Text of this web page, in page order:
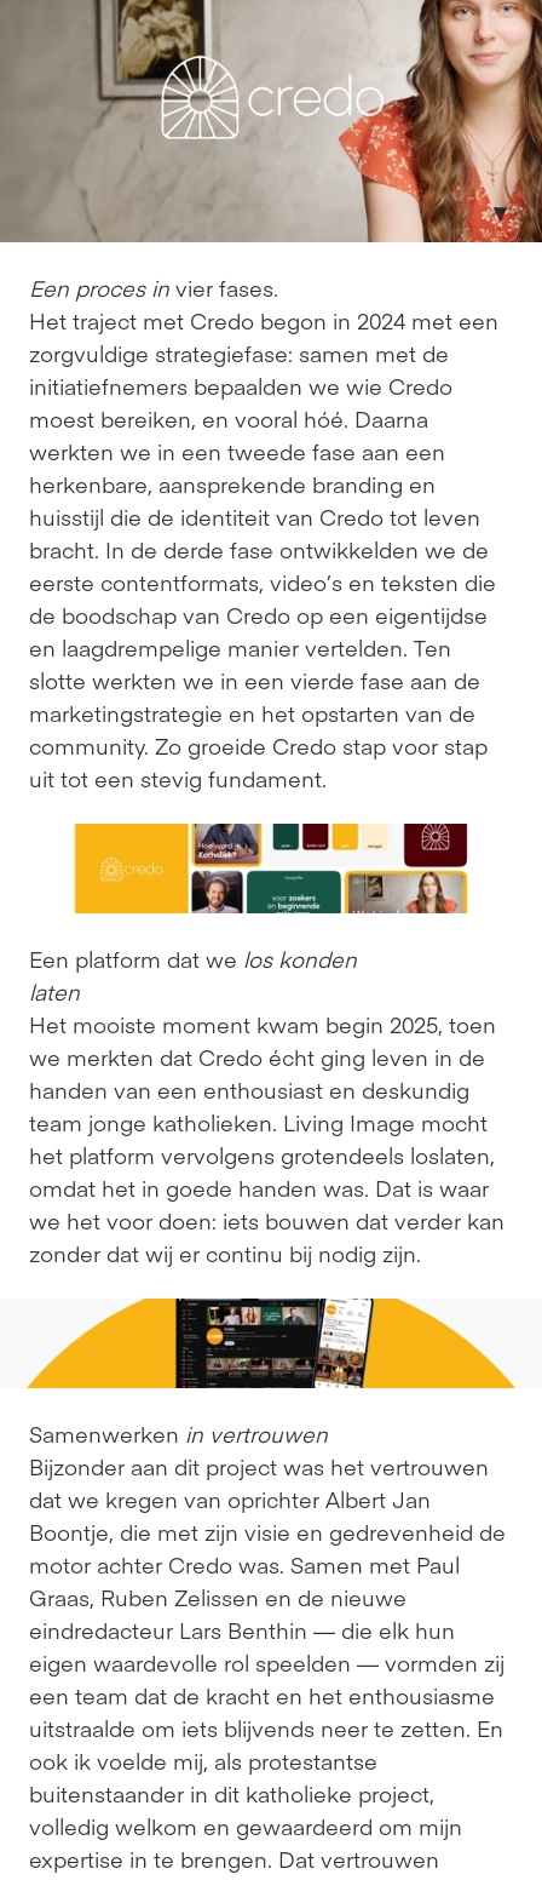
Een proces in vier fases.
Het traject met Credo begon in 2024 met een
zorgvuldige strategiefase: samen met de
initiatiefnemers bepaalden we wie Credo
moest bereiken, en vooral hóé. Daarna
werkten we in een tweede fase aan een
herkenbare, aansprekende branding en
huisstijl die de identiteit van Credo tot leven
bracht. In de derde fase ontwikkelden we de
eerste contentformats, video’s en teksten die
de boodschap van Credo op een eigentijdse
en laagdrempelige manier vertelden. Ten
slotte werkten we in een vierde fase aan de
marketingstrategie en het opstarten van de
community. Zo groeide Credo stap voor stap
uit tot een stevig fundament.
Een platform dat we los konden
laten
Het mooiste moment kwam begin 2025, toen
we merkten dat Credo écht ging leven in de
handen van een enthousiast en deskundig
team jonge katholieken. Living Image mocht
het platform vervolgens grotendeels loslaten,
omdat het in goede handen was. Dat is waar
we het voor doen: iets bouwen dat verder kan
zonder dat wij er continu bij nodig zijn.
Samenwerken in vertrouwen
Bijzonder aan dit project was het vertrouwen
dat we kregen van oprichter Albert Jan
Boontje, die met zijn visie en gedrevenheid de
motor achter Credo was. Samen met Paul
Graas, Ruben Zelissen en de nieuwe
eindredacteur Lars Benthin — die elk hun
eigen waardevolle rol speelden — vormden zij
een team dat de kracht en het enthousiasme
uitstraalde om iets blijvends neer te zetten. En
ook ik voelde mij, als protestantse
buitenstaander in dit katholieke project,
volledig welkom en gewaardeerd om mijn
expertise in te brengen. Dat vertrouwen